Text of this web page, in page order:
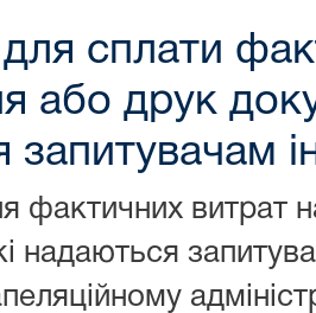
для сплати
або друк
запитувачам
фактичних витрат
надаються